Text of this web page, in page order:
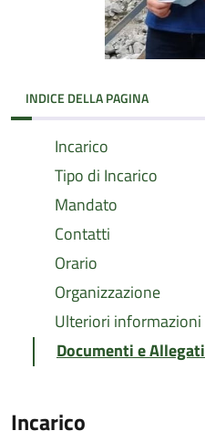
INDICE DELLA PAGINA
Incarico
Tipo di Incarico
Mandato
Contatti
Orario
Organizzazione
Ulteriori informazioni
Documenti e Allegati
Incarico